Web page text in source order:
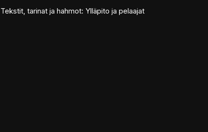
Tekstit, tarinat ja hahmot: Ylläpito ja pelaajat